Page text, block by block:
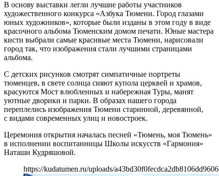
В основу выставки легли лучшие работы участников
художественного конкурса «Азбука Тюмени. Город глазами
юных художников», которые были изданы в этом году в виде
красочного альбома Тюменским домом печати. Юные мастера
кисти выбрали самые красивые места Тюмени, нарисовали
город так, что изображения стали лучшими страницами
альбома.
С детских рисунков смотрят симпатичные портреты
тюменцев, в свете солнца сияют купола церквей и храмов,
красуются Мост влюбленных и набережная Туры, манят
уютные дворики и парки. В образах нашего города
переплелись изображения Тюмени старинной, деревянной,
с видами современных улиц и новостроек.
Церемония открытия началась песней «Тюмень, моя Тюмень»
в исполнении воспитанницы Школы искусств «Гармония»
Наташи Кудряшовой.
https://kudatumen.ru/uploads/